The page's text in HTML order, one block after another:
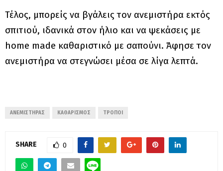
Τέλος, μπορείς να βγάλεις τον ανεμιστήρα εκτός
σπιτιού, ιδανικά στον ήλιο και να ψεκάσεις με
home made καθαριστικό με σαπούνι. Άφησε τον
ανεμιστήρα να στεγνώσει μέσα σε λίγα λεπτά.
ΑΝΕΜΙΣΤΉΡΑΣ ΚΑΘΑΡΙΣΜΌΣ ΤΡΌΠΟΙ
SHARE 0